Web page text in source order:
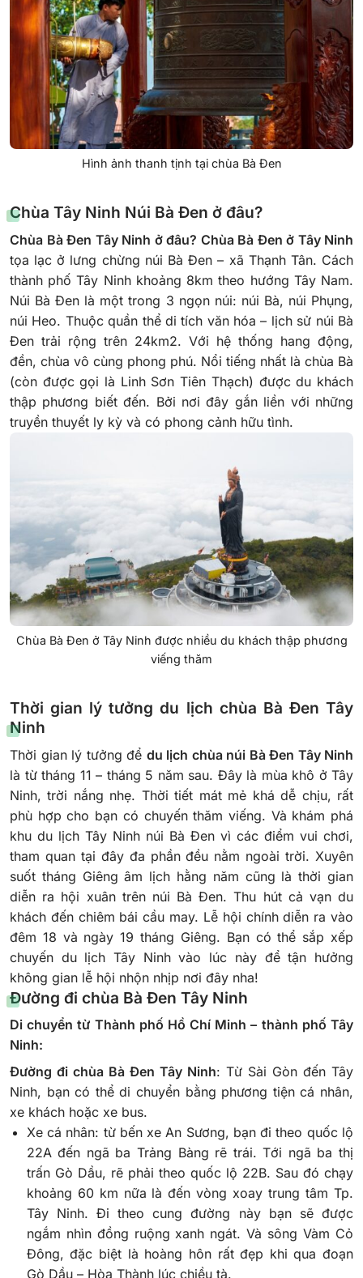
Hình ảnh thanh tịnh tại chùa Bà Đen
Chùa Tây Ninh Núi Bà Đen ở đâu?
Chùa Bà Đen Tây Ninh ở đâu? Chùa Bà Đen ở Tây Ninh
tọa lạc ở lưng chừng núi Bà Đen – xã Thạnh Tân. Cách
thành phố Tây Ninh khoảng 8km theo hướng Tây Nam.
Núi Bà Đen là một trong 3 ngọn núi: núi Bà, núi Phụng,
núi Heo. Thuộc quần thể di tích văn hóa – lịch sử núi Bà
Đen trải rộng trên 24km2. Với hệ thống hang động,
đền, chùa vô cùng phong phú. Nổi tiếng nhất là chùa Bà
(còn được gọi là Linh Sơn Tiên Thạch) được du khách
thập phương biết đến. Bởi nơi đây gắn liền với những
truyền thuyết ly kỳ và có phong cảnh hữu tình.
Chùa Bà Đen ở Tây Ninh được nhiều du khách thập phương
viếng thăm
Thời gian lý tưởng du lịch chùa Bà Đen Tây
Ninh
Thời gian lý tưởng để du lịch chùa núi Bà Đen Tây Ninh
là từ tháng 11 – tháng 5 năm sau. Đây là mùa khô ở Tây
Ninh, trời nắng nhẹ. Thời tiết mát mẻ khá dễ chịu, rất
phù hợp cho bạn có chuyến thăm viếng. Và khám phá
khu du lịch Tây Ninh núi Bà Đen vì các điểm vui chơi,
tham quan tại đây đa phần đều nằm ngoài trời. Xuyên
suốt tháng Giêng âm lịch hằng năm cũng là thời gian
diễn ra hội xuân trên núi Bà Đen. Thu hút cả vạn du
khách đến chiêm bái cầu may. Lễ hội chính diễn ra vào
đêm 18 và ngày 19 tháng Giêng. Bạn có thể sắp xếp
chuyến du lịch Tây Ninh vào lúc này để tận hưởng
không gian lễ hội nhộn nhịp nơi đây nha!
Đường đi chùa Bà Đen Tây Ninh
Di chuyển từ Thành phố Hồ Chí Minh – thành phố Tây
Ninh:
Đường đi chùa Bà Đen Tây Ninh: Từ Sài Gòn đến Tây
Ninh, bạn có thể di chuyển bằng phương tiện cá nhân,
xe khách hoặc xe bus.
Xe cá nhân: từ bến xe An Sương, bạn đi theo quốc lộ
22A đến ngã ba Trảng Bàng rẽ trái. Tới ngã ba thị
trấn Gò Dầu, rẽ phải theo quốc lộ 22B. Sau đó chạy
khoảng 60 km nữa là đến vòng xoay trung tâm Tp.
Tây Ninh. Đi theo cung đường này bạn sẽ được
ngắm nhìn đồng ruộng xanh ngát. Và sông Vàm Cỏ
Đông, đặc biệt là hoàng hôn rất đẹp khi qua đoạn
Gò Dầu – Hòa Thành lúc chiều tà.